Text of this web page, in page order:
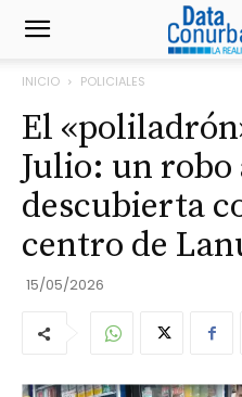
INICIO POLICIALES
El
Julio: un robo
descubierta
centro de
15/05/2026